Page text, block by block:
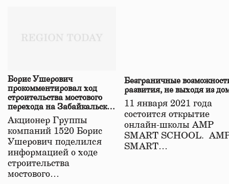
Борис Ушерович
прокомментировал ход
строительства мостового
перехода на Забайкальской
железной дороге
Акционер Группы
компаний 1520 Борис
Ушерович поделился
информацией о ходе
строительства
мостового…
Безграничные
развития, не выходя из
11 января 2021 года
состоится открытие
онлайн-школы АМР
SMART SCHOOL.
SMART…